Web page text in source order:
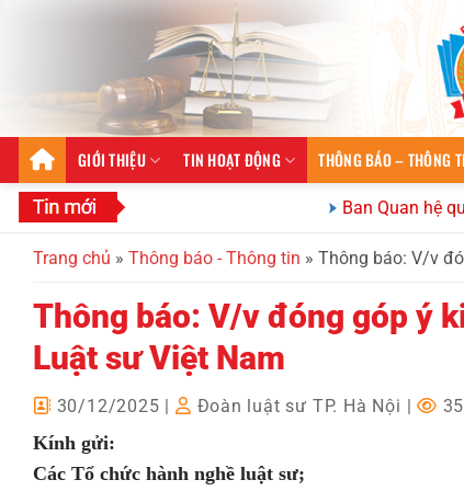
GIỚI THIỆU TIN HOẠT ĐỘNG THÔNG BÁO – THÔNG
Ban Quan hệ quốc
Trang chủ » Thông báo - Thông tin » Thông báo: V/v
Thông báo: V/v đóng góp ý
Luật sư Việt Nam
30/12/2025 Đoàn luật sư TP. Hà Nội |
Kính gửi:
Các Tổ chức hành nghề luật sư;